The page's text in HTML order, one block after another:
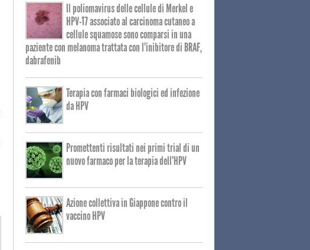
Il poliomavirus delle cellule di Merkel e
HPV-17 associato al carcinoma cutaneo a
cellule squamose sono comparsi in una
paziente con melanoma trattata con l'inibitore di BRAF,
dabrafenib
Terapia con farmaci biologici ed infezione
da HPV
Promettenti risultati nei primi trial di un
nuovo farmaco per la terapia dell'HPV
Azione collettiva in Giappone contro il
vaccino HPV